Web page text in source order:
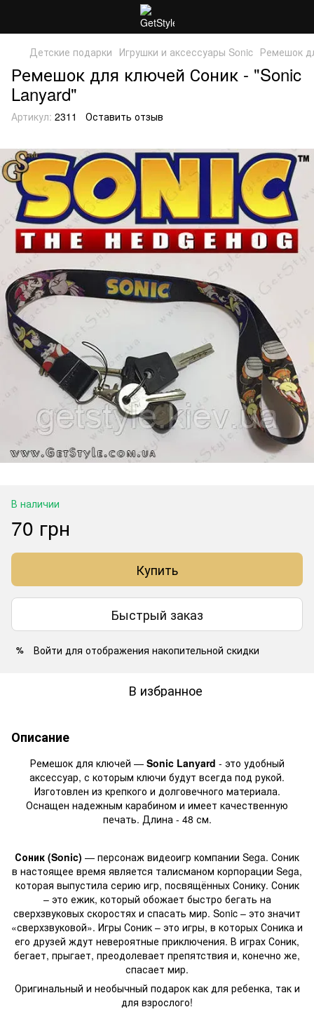
Детские подарки Игрушки и аксессуары Sonic Ремешок
Ремешок для ключей Соник - "Sonic
Lanyard"
Артикул: 2311 Оставить отзыв
В наличии
70 грн
Купить
Быстрый заказ
% Войти для отображения накопительной скидки
В избранное
Описание
Ремешок для ключей — Sonic Lanyard - это удобный
аксессуар, с которым ключи будут всегда под рукой.
Изготовлен из крепкого и долговечного материала.
Оснащен надежным карабином и имеет качественную
печать. Длина - 48 см.
Соник (Sonic) — персонаж видеоигр компании Sega. Соник
в настоящее время является талисманом корпорации Sega,
которая выпустила серию игр, посвящённых Сонику. Соник
– это ежик, который обожает быстро бегать на
сверхзвуковых скоростях и спасать мир. Sonic – это значит
«сверхзвуковой». Игры Соник – это игры, в которых Соника и
его друзей ждут невероятные приключения. В играх Соник,
бегает, прыгает, преодолевает препятствия и, конечно же,
спасает мир.
Оригинальный и необычный подароккак для ребенка, так и
для взрослого!